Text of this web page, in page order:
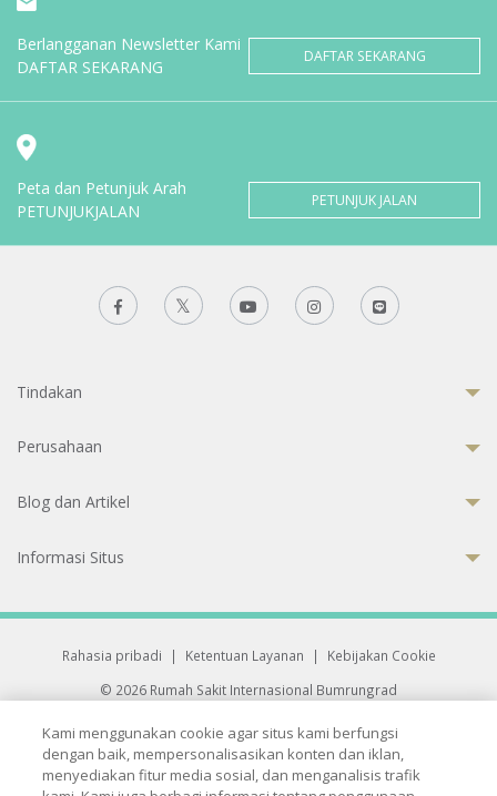
Berlangganan Newsletter Kami
DAFTAR SEKARANG
DAFTAR SEKARANG
Peta dan Petunjuk Arah
PETUNJUKJALAN
PETUNJUK JALAN
Tindakan
Perusahaan
Blog dan Artikel
Informasi Situs
Rahasia pribadi | Ketentuan Layanan |
Kebijakan Cookie
© 2026 Rumah Sakit Internasional Bumrungrad
33 Sukhumvit 3, Wattana, Bangkok 10110 Thailand.
All rights reserved.
Kami menggunakan cookie agar situs kami berfungsi
dengan baik, mempersonalisasikan konten dan iklan,
menyediakan fitur media sosial, dan menganalisis trafik